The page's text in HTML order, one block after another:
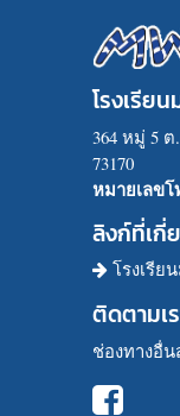
โรงเรีย
364 หมู่ 5
73170
หมายเลข
ลิงก์ที่เกี่
โรงเรี
ติดตามเ
ช่องทางอื่